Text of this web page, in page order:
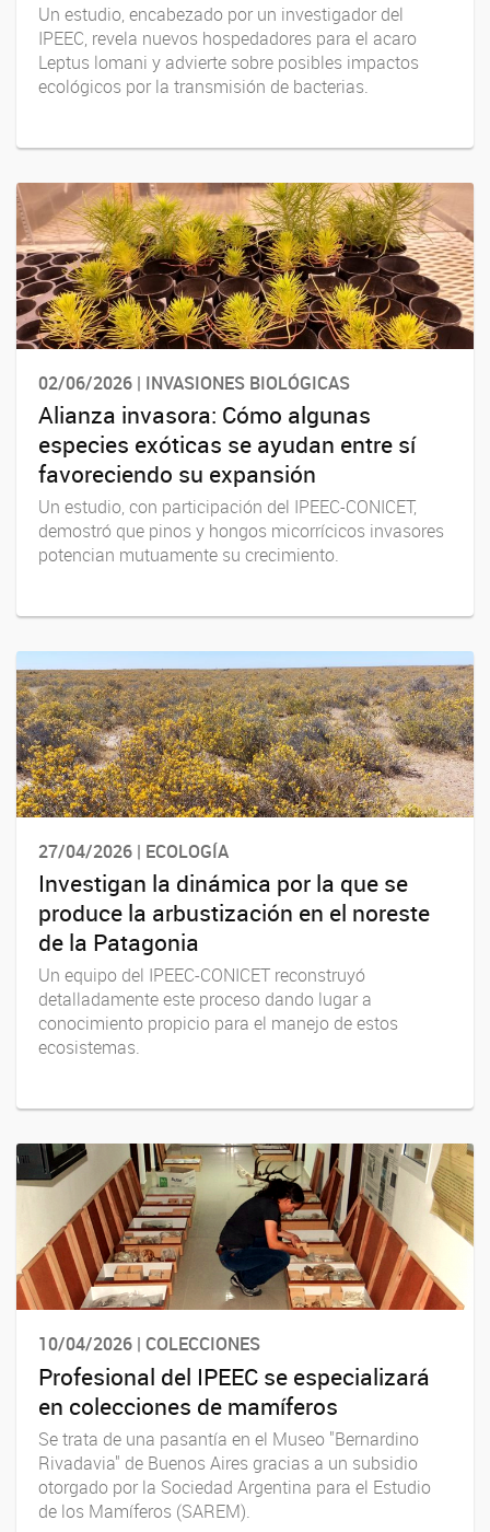
Un estudio, encabezado por un investigador del
IPEEC, revela nuevos hospedadores para el acaro
Leptus lomani y advierte sobre posibles impactos
ecológicos por la transmisión de bacterias.
02/06/2026 | INVASIONES BIOLÓGICAS
Alianza invasora: Cómo algunas
especies exóticas se ayudan entre sí
favoreciendo su expansión
Un estudio, con participación del IPEEC-CONICET,
demostró que pinos y hongos micorrícicos invasores
potencian mutuamente su crecimiento.
27/04/2026 | ECOLOGÍA
Investigan la dinámica por la que se
produce la arbustización en el noreste
de la Patagonia
Un equipo del IPEEC-CONICET reconstruyó
detalladamente este proceso dando lugar a
conocimiento propicio para el manejo de estos
ecosistemas.
10/04/2026 | COLECCIONES
Profesional del IPEEC se especializará
en colecciones de mamíferos
Se trata de una pasantía en el Museo "Bernardino
Rivadavia" de Buenos Aires gracias a un subsidio
otorgado por la Sociedad Argentina para el Estudio
de los Mamíferos (SAREM).